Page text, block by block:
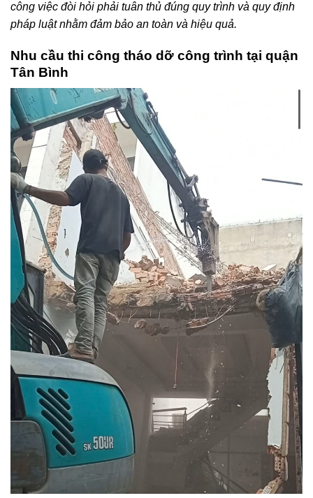
công việc đòi hỏi phải tuân thủ đúng quy trình và quy định
pháp luật nhằm đảm bảo an toàn và hiệu quả.
Nhu cầu thi công tháo dỡ công trình tại quận
Tân Bình